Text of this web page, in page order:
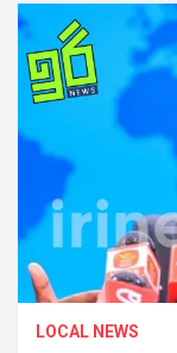
LOCAL NEWS